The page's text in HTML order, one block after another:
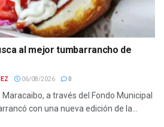
al mejor tumbarrancho de
06/08/2026 0
a través del Fondo Municipal
con una nueva edición de la...